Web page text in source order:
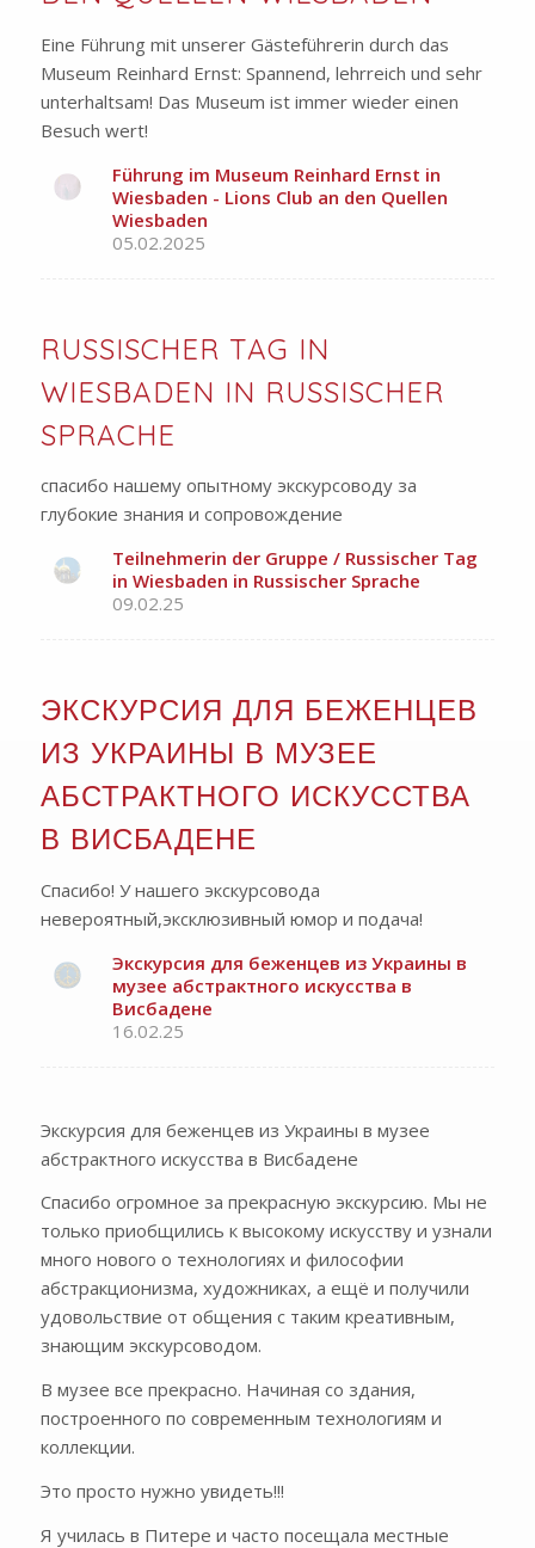
Eine Führung mit unserer Gästeführerin durch das
Museum Reinhard Ernst: Spannend, lehrreich und sehr
unterhaltsam! Das Museum ist immer wieder einen
Besuch wert!
Führung im Museum Reinhard Ernst in
Wiesbaden - Lions Club an den Quellen
Wiesbaden
05.02.2025
RUSSISCHER TAG IN
WIESBADEN IN RUSSISCHER
SPRACHE
спасибо нашему опытному экскурсоводу за
глубокие знания и сопровождение
Teilnehmerin der Gruppe / Russischer Tag
in Wiesbaden in Russischer Sprache
09.02.25
ЭКСКУРСИЯ ДЛЯ БЕЖЕНЦЕВ
ИЗ УКРАИНЫ В МУЗЕЕ
АБСТРАКТНОГО ИСКУССТВА
В ВИСБАДЕНЕ
Спасибо! У нашего экскурсовода
невероятный,эксклюзивный юмор и подача!
Экскурсия для беженцев из Украины в
музее абстрактного искусства в
Висбадене
16.02.25
Экскурсия для беженцев из Украины в музее
абстрактного искусства в Висбадене
Спасибо огромное за прекрасную экскурсию. Мы не
только приобщились к высокому искусству и узнали
много нового о технологиях и философии
абстракционизма, художниках, а ещё и получили
удовольствие от общения с таким креативным,
знающим экскурсоводом.
В музее все прекрасно. Начиная со здания,
построенного по современным технологиям и
коллекции.
Это просто нужно увидеть!!!
Я училась в Питере и часто посещала местные